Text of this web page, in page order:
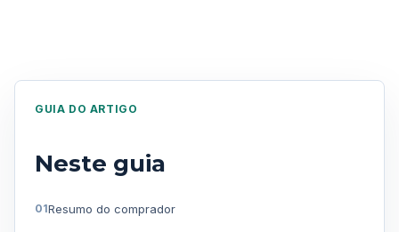
GUIA DO ARTIGO
Neste guia
Resumo do comprador